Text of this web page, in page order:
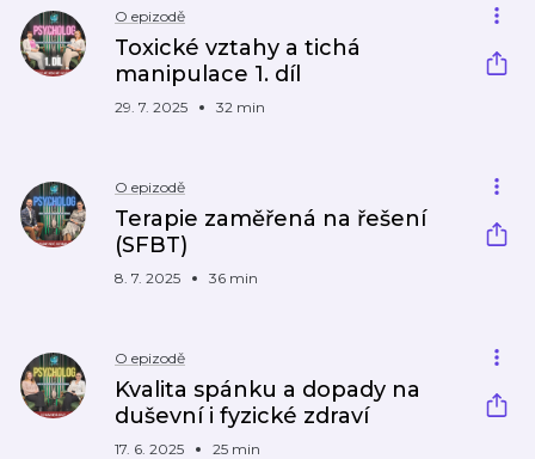
O epizodě
Toxické vztahy a tichá
manipulace 1. díl
29. 7. 2025 32 min
O epizodě
Terapie zaměřená na řešení
(SFBT)
8. 7. 2025 36 min
O epizodě
Kvalita spánku a dopady na
duševní i fyzické zdraví
17. 6. 2025 25 min